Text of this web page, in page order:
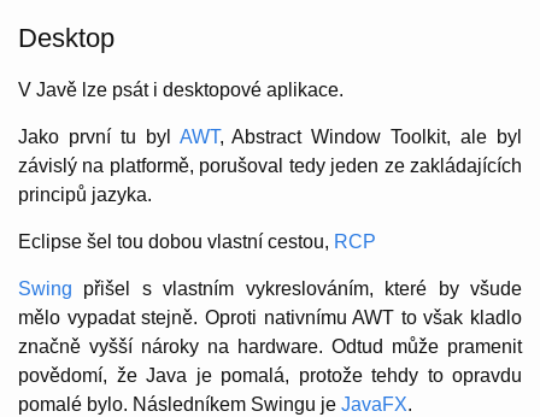
Desktop
V Javě lze psát i desktopové aplikace.
Jako první tu byl AWT, Abstract Window Toolkit, ale byl
závislý na platformě, porušoval tedy jeden ze zakládajících
principů jazyka.
Eclipse šel tou dobou vlastní cestou, RCP
Swing přišel s vlastním vykreslováním, které by všude
mělo vypadat stejně. Oproti nativnímu AWT to však kladlo
značně vyšší nároky na hardware. Odtud může pramenit
povědomí, že Java je pomalá, protože tehdy to opravdu
pomalé bylo. Následníkem Swingu je JavaFX.